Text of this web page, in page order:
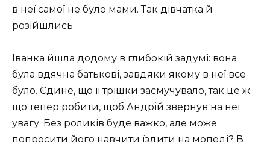
в неї самої не було мами. Так дівчатка й
розійшлись.
Іванка йшла додому в глибокій задумі: вона
була вдячна батькові, завдяки якому в неї все
було. Єдине, що її трішки засмучувало, так це ж
що тепер робити, щоб Андрій звернув на неї
увагу. Без роликів буде важко, але може
попросити його навчити їздити на мопеді? В